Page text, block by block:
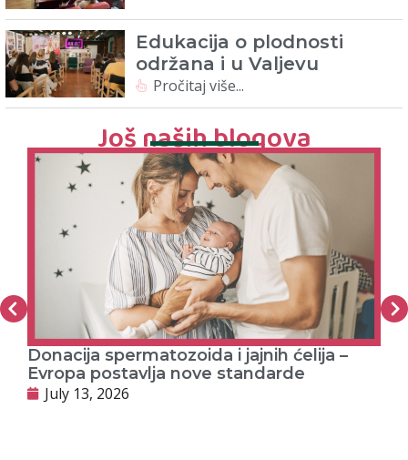
Edukacija o plodnosti
održana i u Valjevu
Pročitaj više...
Još naših blogova
Donacija spermatozoida i jajnih ćelija –
Evropa postavlja nove standarde
July 13, 2026